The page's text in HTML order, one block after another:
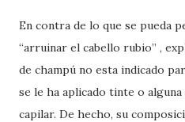
En contra de lo que se pueda
“arruinar el cabello rubio” ,
de champú no esta indicado
se le ha aplicado tinte o
capilar. De hecho, su